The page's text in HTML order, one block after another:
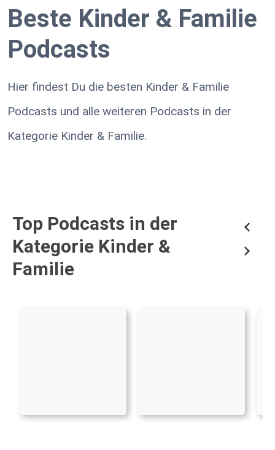
Beste Kinder & Familie
Podcasts
Hier findest Du die besten Kinder & Familie
Podcasts und alle weiteren Podcasts in der
Kategorie Kinder & Familie.
Top Podcasts in der
Kategorie Kinder &
Familie